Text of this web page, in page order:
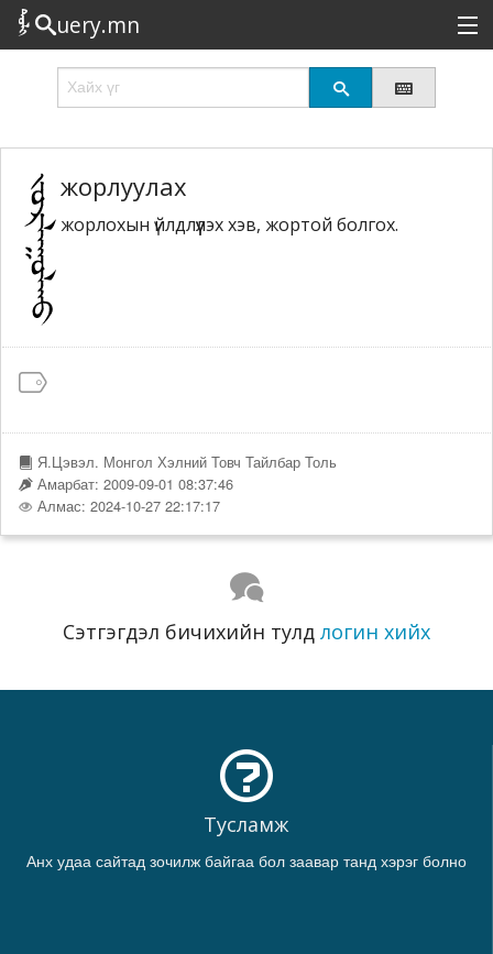
uery.mn
Сонирхолтой
Эрэлттэй
Төрөл
Татах
Логин
жорлуулах
жорлохын үйлдлүүлэх хэв, жортой болгох.
Я.Цэвэл. Монгол Хэлний Товч Тайлбар Толь
Амарбат: 2009-09-01 08:37:46
Алмас: 2024-10-27 22:17:17
Сэтгэгдэл бичихийн тулд логин хийх
Тусламж
Анх удаа сайтад зочилж байгаа бол заавар танд хэрэг болно